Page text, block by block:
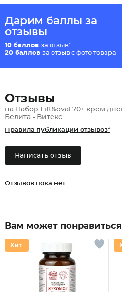
Дарим баллы за
отзывы
10 баллов за отзыв*
20 баллов за отзыв с фото товара
Отзывы
на Набор Lift&oval 70+ крем
Белита - Витекс
Правила публикации отзывов*
Написать отзыв
Отзывов пока нет
Вам может понравиться